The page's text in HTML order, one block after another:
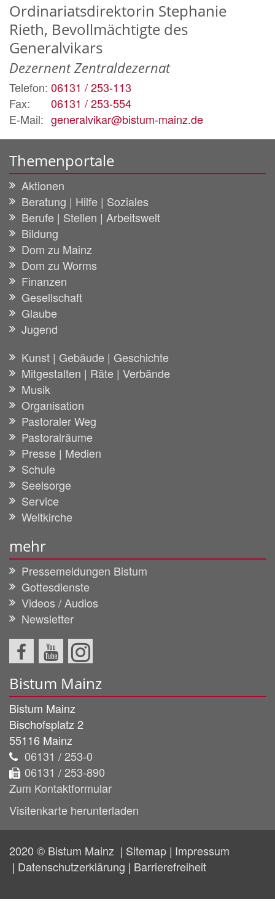
Ordinariatsdirektorin Stephanie
Rieth, Bevollmächtigte des
Generalvikars
Dezernent Zentraldezernat
Telefon: 06131 / 253-113
Fax:
06131 / 253-554
E-Mail: generalvikar@bistum-mainz.de
Themenportale
Aktionen
Beratung | Hilfe | Soziales
Berufe | Stellen | Arbeitswelt
Bildung
Dom zu Mainz
Dom zu Worms
Finanzen
Gesellschaft
Glaube
Jugend
Kunst | Gebäude | Geschichte
Mitgestalten | Räte | Verbände
Musik
Organisation
Pastoraler Weg
Pastoralräume
Presse | Medien
Schule
Seelsorge
Service
Weltkirche
mehr
Pressemeldungen Bistum
Gottesdienste
Videos / Audios
Newsletter
Bistum Mainz
Bistum Mainz
Bischofsplatz 2
55116 Mainz
06131 / 253-0
06131 / 253-890
Zum Kontaktformular
Visitenkarte herunterladen
2020 © Bistum Mainz Sitemap Impressum
Datenschutzerklärung
Barrierefreiheit